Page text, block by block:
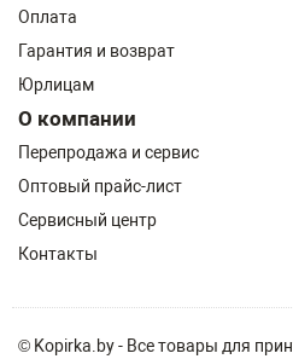
Оплата
Гарантия и возврат
Юрлицам
О компании
Перепродажа и сервис
Оптовый прайс-лист
Сервисный центр
Контакты
© Kopirka.by - Все товары для